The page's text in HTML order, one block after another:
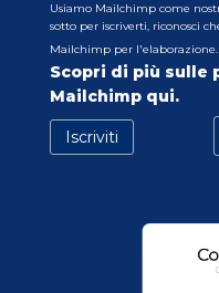
Usiamo Mailchimp come
sotto per iscriverti, riconosci
Mailchimp per l'elaborazione.
Scopri di più sulle
Mailchimp qui.